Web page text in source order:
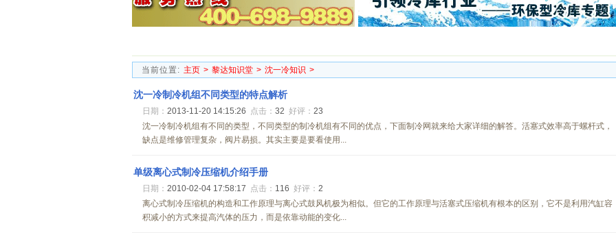
当前位置: 主页 > 黎达知识堂 > 沈一冷知识 >
沈一冷制冷机组不同类型的特点解析
日期： 2013-11-20 14:15:26 点击： 32 好评： 23
沈一冷制冷机组有不同的类型，不同类型的制冷机组有不同的优点，下面制冷网就来给大家详细的解答。活塞式效率高于螺杆式，
缺点是维修管理复杂，阀片易损。其实主要是要看使用...
单级离心式制冷压缩机介绍手册
日期： 2010-02-04 17:58:17 点击： 116 好评： 2
离心式制冷压缩机的构造和工作原理与离心式鼓风机极为相似。但它的工作原理与活塞式压缩机有根本的区别，它不是利用汽缸容
积减小的方式来提高汽体的压力，而是依靠动能的变化...